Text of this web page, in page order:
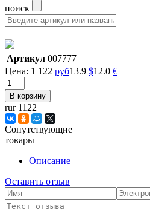
поиск
Артикул 007777
Цена: 1 122 руб13.9 $12.0 €
rur 1122
Сопутствующие
товары
Описание
Оставить отзыв